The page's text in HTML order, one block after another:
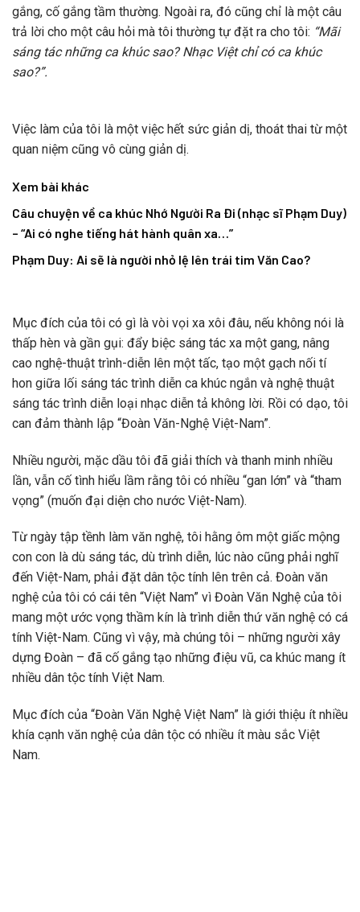
gắng, cố gắng tầm thường. Ngoài ra, đó cũng chỉ là một câu
trả lời cho một câu hỏi mà tôi thường tự đặt ra cho tôi: “Mãi
sáng tác những ca khúc sao? Nhạc Việt chỉ có ca khúc
sao?”.
Việc làm của tôi là một việc hết sức giản dị, thoát thai từ một
quan niệm cũng vô cùng giản dị.
Xem bài khác
Câu chuyện về ca khúc Nhớ Người Ra Đi (nhạc sĩ Phạm Duy)
– “Ai có nghe tiếng hát hành quân xa…”
Phạm Duy: Ai sẽ là người nhỏ lệ lên trái tim Văn Cao?
Mục đích của tôi có gì là vòi vọi xa xôi đâu, nếu không nói là
thấp hèn và gần gụi: đẩy biệc sáng tác xa một gang, nâng
cao nghệ-thuật trình-diễn lên một tấc, tạo một gạch nối tí
hon giữa lối sáng tác trình diễn ca khúc ngắn và nghệ thuật
sáng tác trình diễn loại nhạc diễn tả không lời. Rồi có dạo, tôi
can đảm thành lập “Đoàn Văn-Nghệ Việt-Nam”.
Nhiều người, mặc dầu tôi đã giải thích và thanh minh nhiều
lần, vẫn cố tình hiểu lầm rằng tôi có nhiều “gan lớn” và “tham
vọng” (muốn đại diện cho nước Việt-Nam).
Từ ngày tập tềnh làm văn nghệ, tôi hằng ôm một giấc mộng
con con là dù sáng tác, dù trình diễn, lúc nào cũng phải nghĩ
đến Việt-Nam, phải đặt dân tộc tính lên trên cả. Đoàn văn
nghệ của tôi có cái tên “Việt Nam” vì Đoàn Văn Nghệ của tôi
mang một ước vọng thầm kín là trình diễn thứ văn nghệ có cá
tính Việt-Nam. Cũng vì vậy, mà chúng tôi – những người xây
dựng Đoàn – đã cố gắng tạo những điệu vũ, ca khúc mang ít
nhiều dân tộc tính Việt Nam.
Mục đích của “Đoàn Văn Nghệ Việt Nam” là giới thiệu ít nhiều
khía cạnh văn nghệ của dân tộc có nhiều ít màu sắc Việt
Nam.